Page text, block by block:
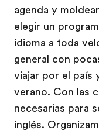
agenda y
elegir un
idioma a toda
general con
viajar por el país
verano. Con las
necesarias para
inglés.